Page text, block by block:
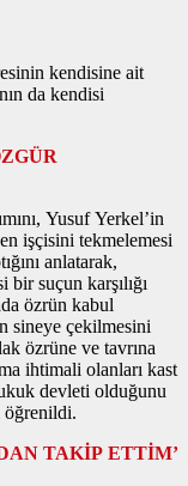
kendisine ait
da kendisi
Yusuf Yerkel’in
işçisini tekmelemesi
anlatarak,
suçun karşılığı
özrün kabul
sineye çekilmesini
özrüne ve tavrına
ihtimali olanları kast
devleti olduğunu
öğrenildi.
TAKİP ETTİM’